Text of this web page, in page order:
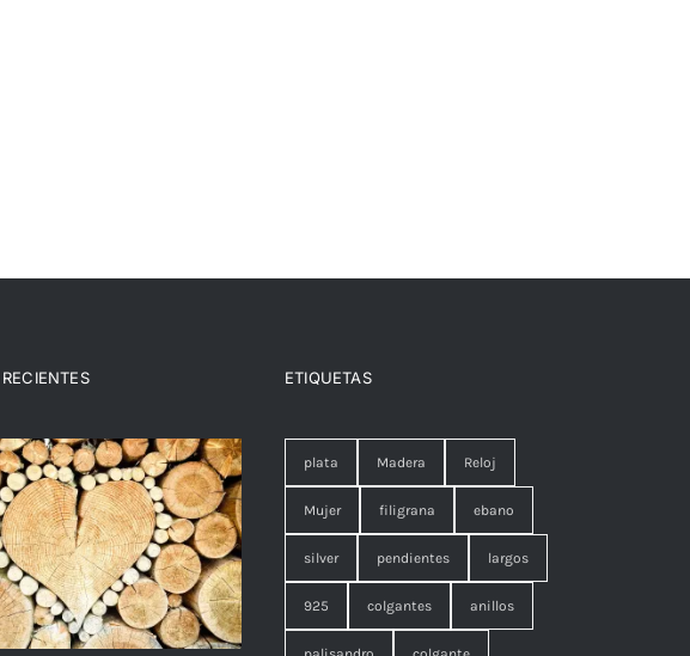
ETIQUETAS
plata Madera Reloj
Mujer filigrana ebano
silver pendientes largos
925 colgantes anillos